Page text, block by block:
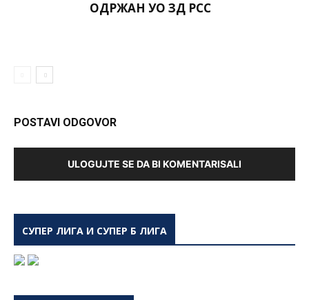
ОДРЖАН УО ЗД РСС
POSTAVI ODGOVOR
ULOGUJTE SE DA BI KOMENTARISALI
СУПЕР ЛИГА И СУПЕР Б ЛИГА